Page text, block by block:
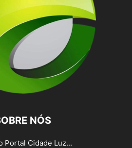
NÓS
Portal Cidade Luz...